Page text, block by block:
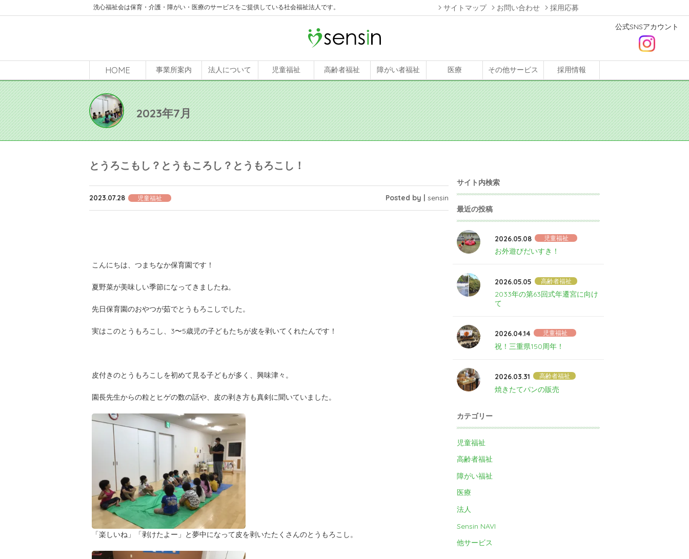
洗心福祉会は保育・介護・障がい・医療のサービスをご提供している社会福祉法人です。 サイトマップ お問い合わせ 採用応募
公式SNSアカウント
HOME 事業所案内 法人について 児童福祉 高齢者福祉 障がい者福祉 医療 その他サービス 採用情報
2023年7月
とうろこもし？とうもころし？とうもろこし！
2023.07.28 児童福祉 Posted by | sensin
こんにちは、つまちなか保育園です！
夏野菜が美味しい季節になってきましたね。
先日保育園のおやつが茹でとうもろこしでした。
実はこのとうもろこし、3〜5歳児の子どもたちが皮を剥いてくれたんです！
皮付きのとうもろこしを初めて見る子どもが多く、興味津々。
園長先生からの粒とヒゲの数の話や、皮の剥き方も真剣に聞いていました。
「楽しいね」「剥けたよー」と夢中になって皮を剥いたたくさんのとうもろこし。
サイト内検索
最近の投稿
2026.05.08 児童福祉
お外遊びだいすき！
2026.05.05 高齢者福祉
2033年の第63回式年遷宮に向け
て
2026.04.14 児童福祉
祝！三重県150周年！
2026.03.31 高齢者福祉
焼きたてパンの販売
カテゴリー
児童福祉
高齢者福祉
障がい福祉
医療
法人
Sensin NAVI
他サービス